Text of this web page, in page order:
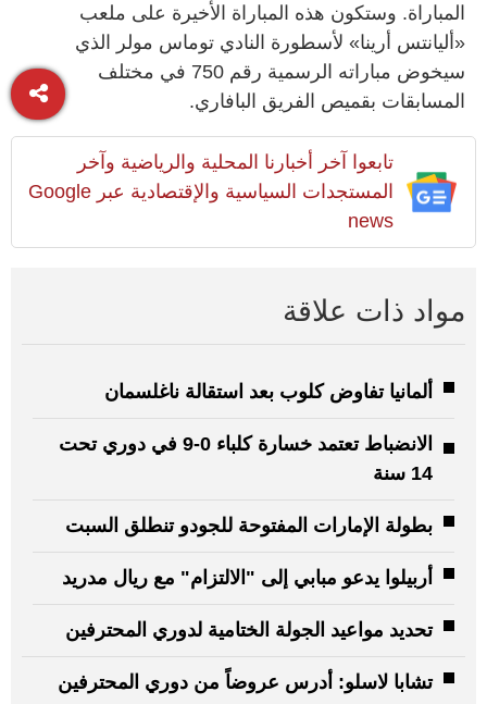
المباراة. وستكون هذه المباراة الأخيرة على ملعب
«أليانتس أرينا» لأسطورة النادي توماس مولر الذي
سيخوض مباراته الرسمية رقم 750 في مختلف
المسابقات بقميص الفريق البافاري.
تابعوا آخر أخبارنا المحلية والرياضية وآخر
المستجدات السياسية والإقتصادية عبر Google
news
مواد ذات علاقة
ألمانيا تفاوض كلوب بعد استقالة ناغلسمان
الانضباط تعتمد خسارة كلباء 0-9 في دوري تحت
14 سنة
بطولة الإمارات المفتوحة للجودو تنطلق السبت
أربيلوا يدعو مبابي إلى "الالتزام" مع ريال مدريد
تحديد مواعيد الجولة الختامية لدوري المحترفين
تشابا لاسلو: أدرس عروضاً من دوري المحترفين